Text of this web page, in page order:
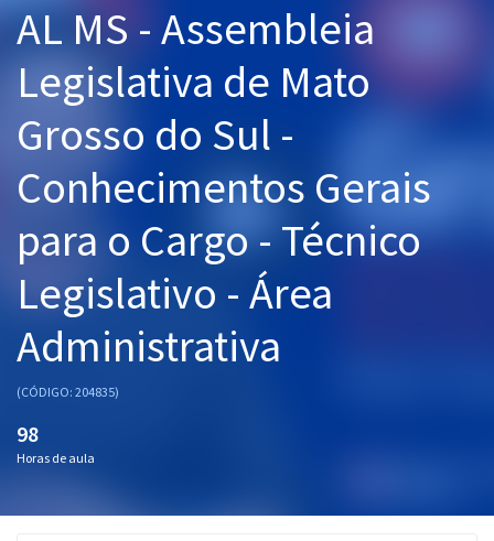
Cursos 20% OFF
Pós
Graduação
OAB
Questões grátis
AL MS - Assembleia
Legislativa de Mato
Grosso do Sul -
Conhecimentos Gerais
para o Cargo - Técnico
Legislativo - Área
Administrativa
(CÓDIGO: 204835)
98
Horas de aula